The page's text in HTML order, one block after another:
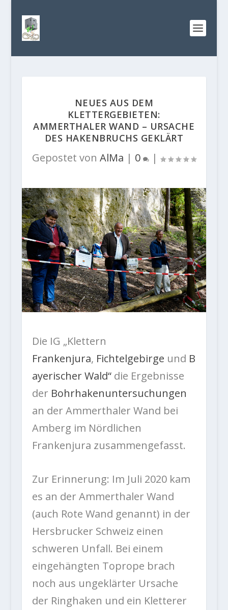
NEUES AUS DEM
KLETTERGEBIETEN:
AMMERTHALER WAND – URSACHE
DES HAKENBRUCHS GEKLÄRT
Gepostet von AlMa | 0 |
Die IG „Klettern
Frankenjura, Fichtelgebirge und B
ayerischer Wald“die Ergebnisse
der Bohrhakenuntersuchungen
an der Ammerthaler Wand bei
Amberg im Nördlichen
Frankenjura zusammengefasst.
Zur Erinnerung: Im Juli 2020 kam
es an der Ammerthaler Wand
(auch Rote Wand genannt) in der
Hersbrucker Schweiz einen
schweren Unfall. Bei einem
eingehängten Toprope brach
noch aus ungeklärter Ursache
der Ringhaken und ein Kletterer